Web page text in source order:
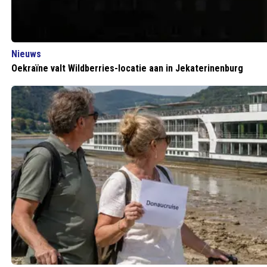
Nieuws
Oekraïne valt Wildberries-locatie aan in Jekaterinenburg